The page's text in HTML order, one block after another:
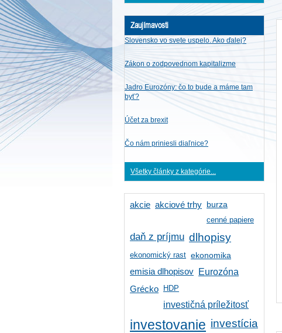
Zaujímavosti
Slovensko vo svete uspelo. Ako ďalej?
Zákon o zodpovednom kapitalizme
Jadro Eurozóny: čo to bude a máme tam
byť?
Účet za brexit
Čo nám priniesli diaľnice?
Všetky články z kategórie...
akcie akciové trhy burza
cenné papiere
daň z príjmu dlhopisy
ekonomický rast ekonomika
emisia dlhopisov
Eurozóna
Grécko HDP
investičná príležitosť
investovanie investícia